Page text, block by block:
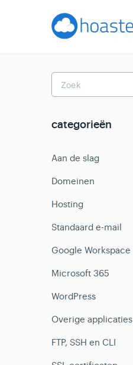
categorieën
Aan de slag
Domeinen
Hosting
Standaard e-mail
Google Workspace
Microsoft 365
WordPress
Overige applicaties
FTP, SSH en CLI